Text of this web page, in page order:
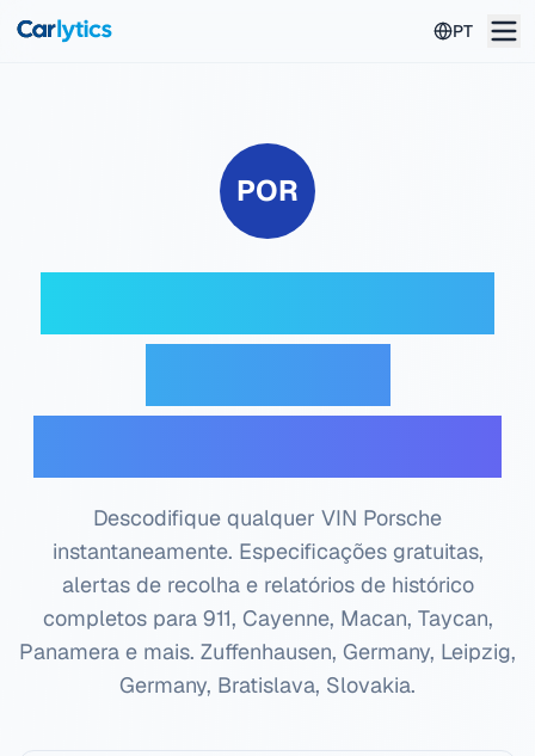
PT
POR
Descodifique qualquer VIN Porsche
instantaneamente. Especificações gratuitas,
alertas de recolha e relatórios de histórico
completos para 911, Cayenne, Macan, Taycan,
Panamera e mais. Zuffenhausen, Germany, Leipzig,
Germany, Bratislava, Slovakia.